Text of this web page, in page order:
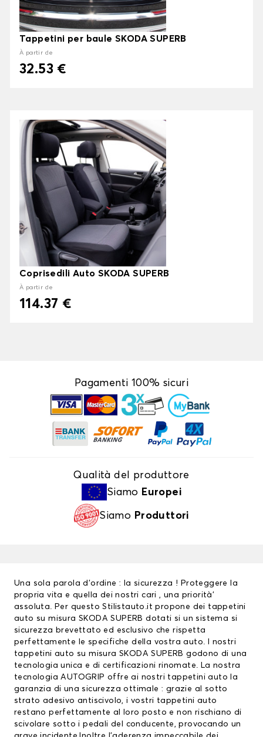
Tappetini per baule SKODA SUPERB
À partir de
32.53 €
Coprisedili Auto SKODA SUPERB
À partir de
114.37 €
Pagamenti 100% sicuri
Qualità del produttore
Siamo Europei
Siamo Produttori
Una sola parola d’ordine : la sicurezza ! Proteggere la
propria vita e quella dei nostri cari , una priorità’
assoluta. Per questo Stilistauto.it propone dei tappetini
auto su misura SKODA SUPERB dotati si un sistema si
sicurezza brevettato ed esclusivo che rispetta
perfettamente le specifiche della vostra auto. I nostri
tappetini auto su misura SKODA SUPERB godono di una
tecnologia unica e di certificazioni rinomate. La nostra
tecnologia AUTOGRIP offre ai nostri tappetini auto la
garanzia di una sicurezza ottimale : grazie al sotto
strato adesivo antiscivolo, i vostri tappetini auto
restano perfettamente al loro posto e non rischiano di
scivolare sotto i pedali del conducente, provocando un